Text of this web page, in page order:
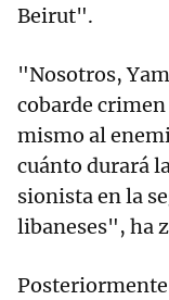
Beirut".
"Nosotros,
cobarde
mismo al
cuánto durará
sionista en la
libaneses", ha